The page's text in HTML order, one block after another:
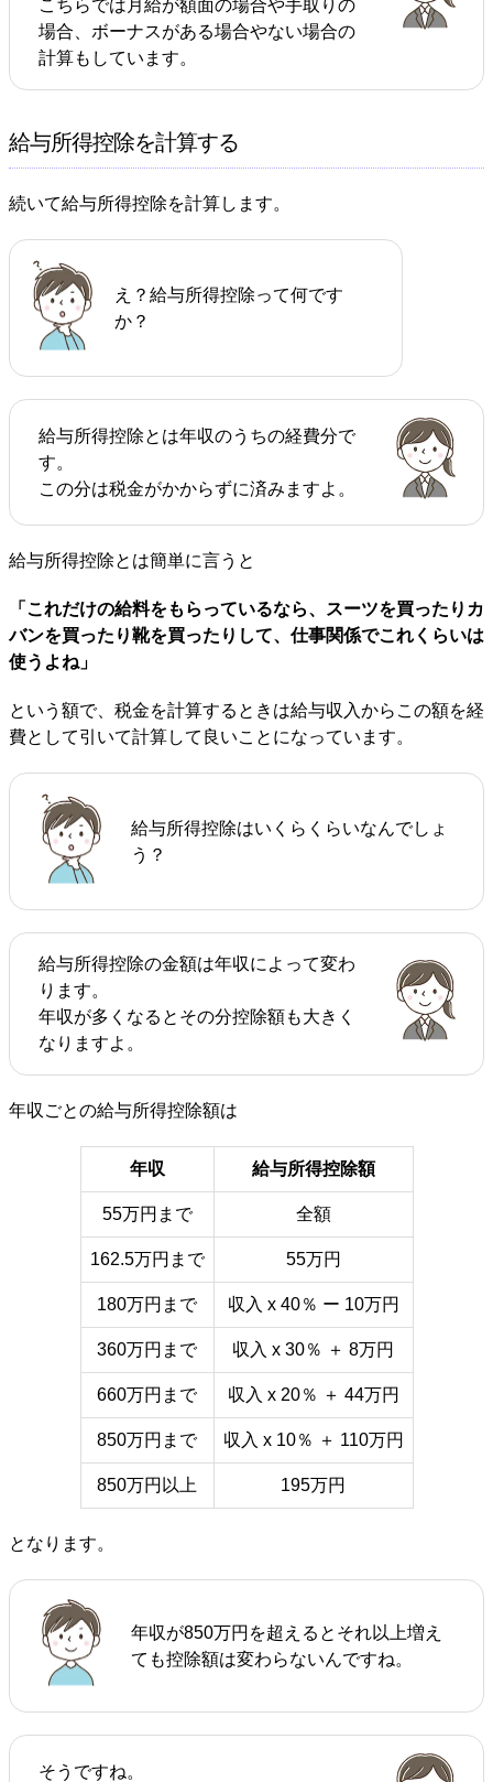
こちらでは月給が額面の場合や手取りの
場合、ボーナスがある場合やない場合の
計算もしています。
給与所得控除を計算する
続いて給与所得控除を計算します。
え？給与所得控除って何です
か？
給与所得控除とは年収のうちの経費分で
す。
この分は税金がかからずに済みますよ。
給与所得控除とは簡単に言うと
「これだけの給料をもらっているなら、スーツを買ったりカ
バンを買ったり靴を買ったりして、仕事関係でこれくらいは
使うよね」
という額で、税金を計算するときは給与収入からこの額を経
費として引いて計算して良いことになっています。
給与所得控除はいくらくらいなんでしょ
う？
給与所得控除の金額は年収によって変わ
ります。
年収が多くなるとその分控除額も大きく
なりますよ。
年収ごとの給与所得控除額は
年収 給与所得控除額
55万円まで 全額
162.5万円まで 55万円
180万円まで 収入 x 40％ ー 10万円
360万円まで 収入 x 30％ ＋ 8万円
660万円まで 収入 x 20％ ＋ 44万円
850万円まで 収入 x 10％ ＋ 110万円
850万円以上 195万円
となります。
年収が850万円を超えるとそれ以上増え
ても控除額は変わらないんですね。
そうですね。